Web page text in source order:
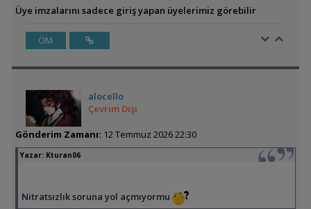
Üye imzalarını sadece giriş yapan üyelerimiz görebilir
ÖM
alocello
Çevrim Dışı
Gönderim Zamanı: 12 Temmuz 2026 22:30
Yazar: Kturan06
Nitratsızlık soruna yol açmıyormu